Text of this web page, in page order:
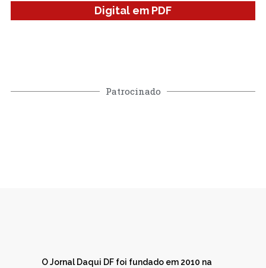
Digital em PDF
Patrocinado
O Jornal Daqui DF foi fundado em 2010 na